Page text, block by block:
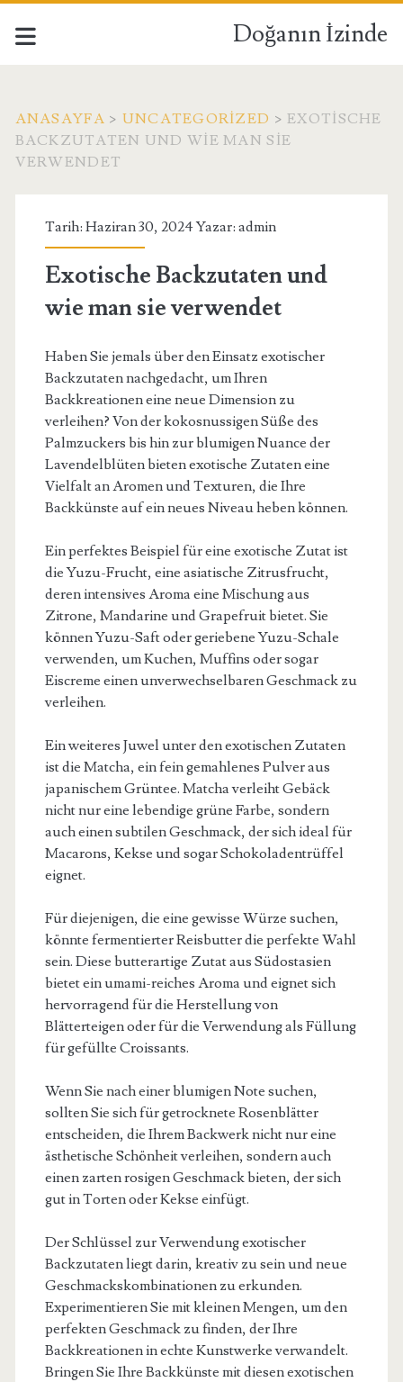
Doğanın İzinde
ANASAYFA > UNCATEGORIZED >EXOTISCHE
BACKZUTATEN UND WIE MAN SIE
VERWENDET
Tarih: Haziran 30, 2024 Yazar: admin
Exotische Backzutaten und
wie man sie verwendet
Haben Sie jemals über den Einsatz exotischer
Backzutaten nachgedacht, um Ihren
Backkreationen eine neue Dimension zu
verleihen? Von der kokosnussigen Süße des
Palmzuckers bis hin zur blumigen Nuance der
Lavendelblüten bieten exotische Zutaten eine
Vielfalt an Aromen und Texturen, die Ihre
Backkünste auf ein neues Niveau heben können.
Ein perfektes Beispiel für eine exotische Zutat ist
die Yuzu-Frucht, eine asiatische Zitrusfrucht,
deren intensives Aroma eine Mischung aus
Zitrone, Mandarine und Grapefruit bietet. Sie
können Yuzu-Saft oder geriebene Yuzu-Schale
verwenden, um Kuchen, Muffins oder sogar
Eiscreme einen unverwechselbaren Geschmack zu
verleihen.
Ein weiteres Juwel unter den exotischen Zutaten
ist die Matcha, ein fein gemahlenes Pulver aus
japanischem Grüntee. Matcha verleiht Gebäck
nicht nur eine lebendige grüne Farbe, sondern
auch einen subtilen Geschmack, der sich ideal für
Macarons, Kekse und sogar Schokoladentrüffel
eignet.
Für diejenigen, die eine gewisse Würze suchen,
könnte fermentierter Reisbutter die perfekte Wahl
sein. Diese butterartige Zutat aus Südostasien
bietet ein umami-reiches Aroma und eignet sich
hervorragend für die Herstellung von
Blätterteigen oder für die Verwendung als Füllung
für gefüllte Croissants.
Wenn Sie nach einer blumigen Note suchen,
sollten Sie sich für getrocknete Rosenblätter
entscheiden, die Ihrem Backwerk nicht nur eine
ästhetische Schönheit verleihen, sondern auch
einen zarten rosigen Geschmack bieten, der sich
gut in Torten oder Kekse einfügt.
Der Schlüssel zur Verwendung exotischer
Backzutaten liegt darin, kreativ zu sein und neue
Geschmackskombinationen zu erkunden.
Experimentieren Sie mit kleinen Mengen, um den
perfekten Geschmack zu finden, der Ihre
Backkreationen in echte Kunstwerke verwandelt.
Bringen Sie Ihre Backkünste mit diesen exotischen